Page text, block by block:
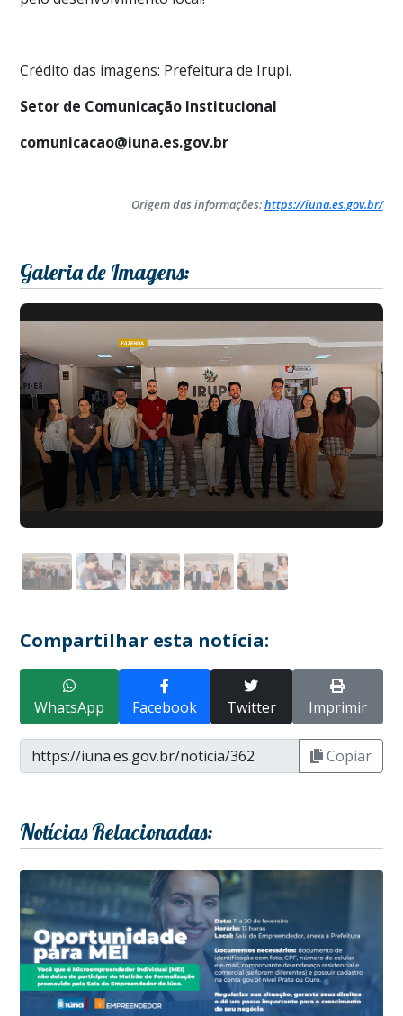
Crédito das imagens: Prefeitura de Irupi.
Setor de Comunicação Institucional
comunicacao@iuna.es.gov.br
Origem das informações:https://iuna.es.gov.br/
Galeria de Imagens:
Compartilhar esta notícia:
WhatsApp Facebook Twitter Imprimir
Copiar
Notícias Relacionadas: